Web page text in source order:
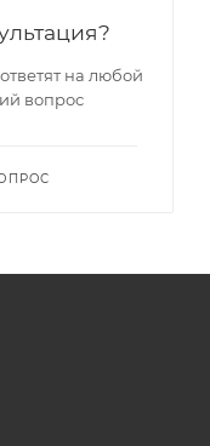
на любой
вопрос